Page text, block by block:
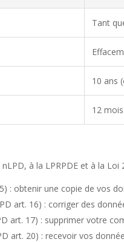
Tant
10 ans
12
à la LPRPDE et à la
: obtenir une copie de vos
art. 16) : corriger des
art. 17) : supprimer votre
art. 20) : recevoir vos